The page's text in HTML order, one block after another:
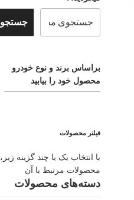
جستجو
براساس برند و نوع خودرو
محصول خود را بیابید
فیلتر محصولات
با انتخاب یک یا چند گزینه زیر،
محصولات مرتبط با آن
دسته‌های محصولات